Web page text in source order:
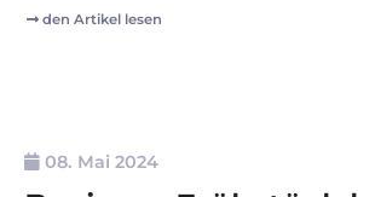
den Artikel lesen
08. Mai 2024